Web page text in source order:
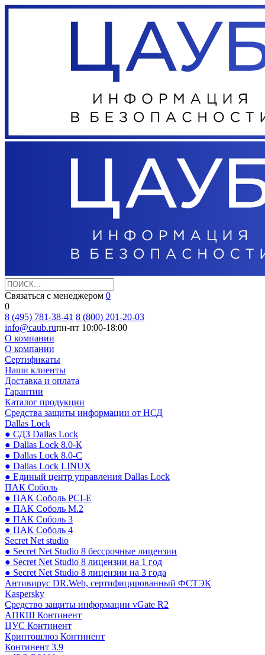
Связаться с менеджером 0
0
8 (495) 781-38-41 8 (800) 201-20-03
info@caub.ruпн-пт 10:00-18:00
О компании
О компании
Сертификаты
Наши клиенты
Доставка и оплата
Гарантии
Каталог продукции
Средства защиты информации от НСД
Dallas Lock
● СДЗ Dallas Lock
● Dallas Lock 8.0-К
● Dallas Lock 8.0-С
● Dallas Lock LINUX
● Единый центр управления Dallas Lock
ПАК Соболь
● ПАК Соболь PCI-E
● ПАК Соболь М.2
● ПАК Соболь 3
● ПАК Соболь 4
Secret Net studio
● Secret Net Studio 8 бессрочные лицензии
● Secret Net Studio 8 лицензии на 1 год
● Secret Net Studio 8 лицензии на 3 года
Антивирус DR.Web, сертифицированный ФСТЭК
Kaspersky
Средство защиты информации vGate R2
АПКШ Континент
ЦУС Континент
Криптошлюз Континент
Континент 3.9